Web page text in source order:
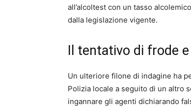
all’alcoltest con un tasso
dalla legislazione vigente.
Il tentativo di frode
Un ulteriore filone di indagine ha
Polizia locale a seguito di un altro
ingannare gli agenti dichiarando